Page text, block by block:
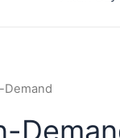
Demand